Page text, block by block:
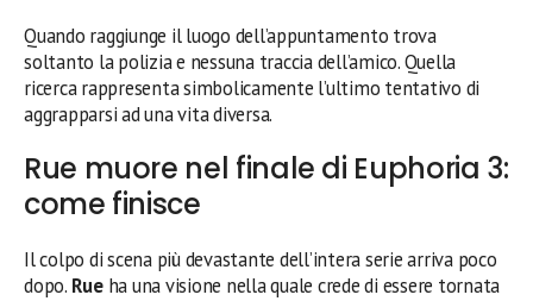
Quando raggiunge il luogo dell’appuntamento trova
soltanto la polizia e nessuna traccia dell’amico. Quella
ricerca rappresenta simbolicamente l’ultimo tentativo di
aggrapparsi ad una vita diversa.
Rue muore nel finale di Euphoria 3:
come finisce
Il colpo di scena più devastante dell’intera serie arriva poco
dopo. Rueha una visione nella quale crede di essere tornata